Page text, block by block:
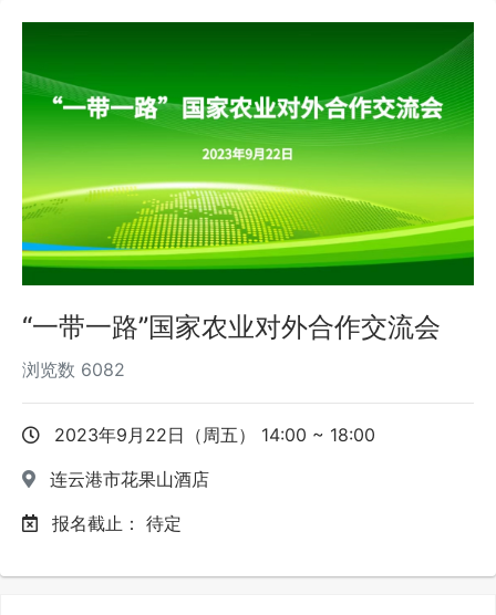
“一带一路”国家农业对外合作交流会
浏览数 6082
2023年9月22日（周五） 14:00 ~ 18:00
连云港市花果山酒店
报名截止： 待定